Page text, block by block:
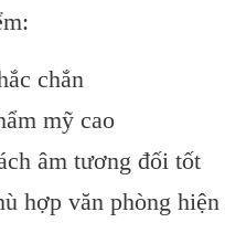
chắn
mỹ cao
âm tương đối tốt
hợp văn phòng